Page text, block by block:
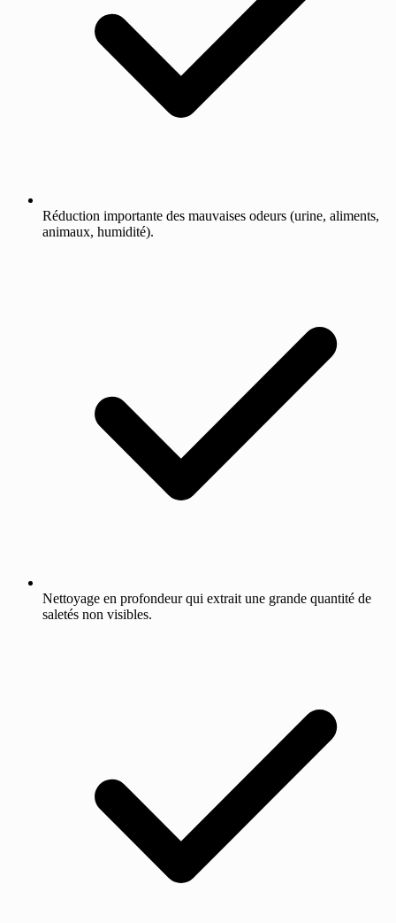
Réduction importante des mauvaises odeurs (urine, aliments,
animaux, humidité).
Nettoyage en profondeur qui extrait une grande quantité de
saletés non visibles.